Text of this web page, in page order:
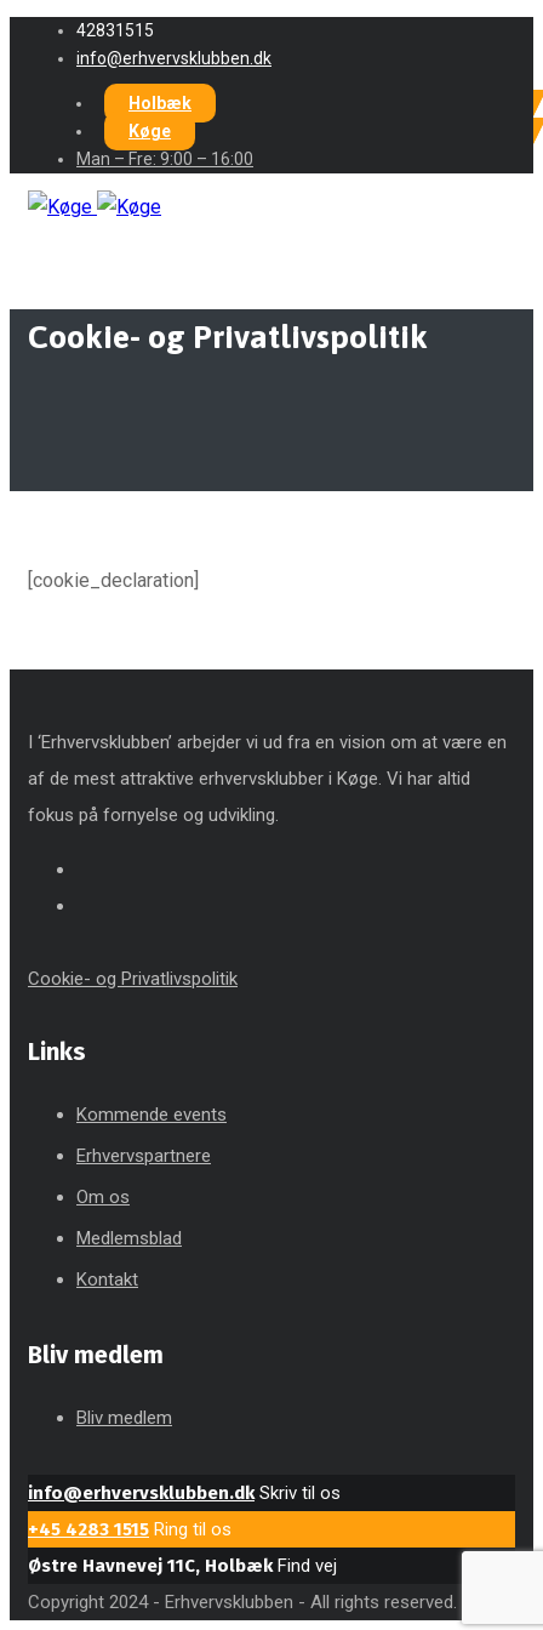
42831515
info@erhvervsklubben.dk
Holbæk
Køge
Man – Fre: 9:00 – 16:00
Cookie- og Privatlivspolitik
[cookie_declaration]
I ‘Erhvervsklubben’ arbejder vi ud fra en vision om at være en
af de mest attraktive erhvervsklubber i Køge. Vi har altid
fokus på fornyelse og udvikling.
Cookie- og Privatlivspolitik
Links
Kommende events
Erhvervspartnere
Om os
Medlemsblad
Kontakt
Bliv medlem
Bliv medlem
info@erhvervsklubben.dk Skriv til os
+45 4283 1515 Ring til os
Østre Havnevej 11C, Holbæk Find vej
Copyright 2024 - Erhvervsklubben - All rights reserved.